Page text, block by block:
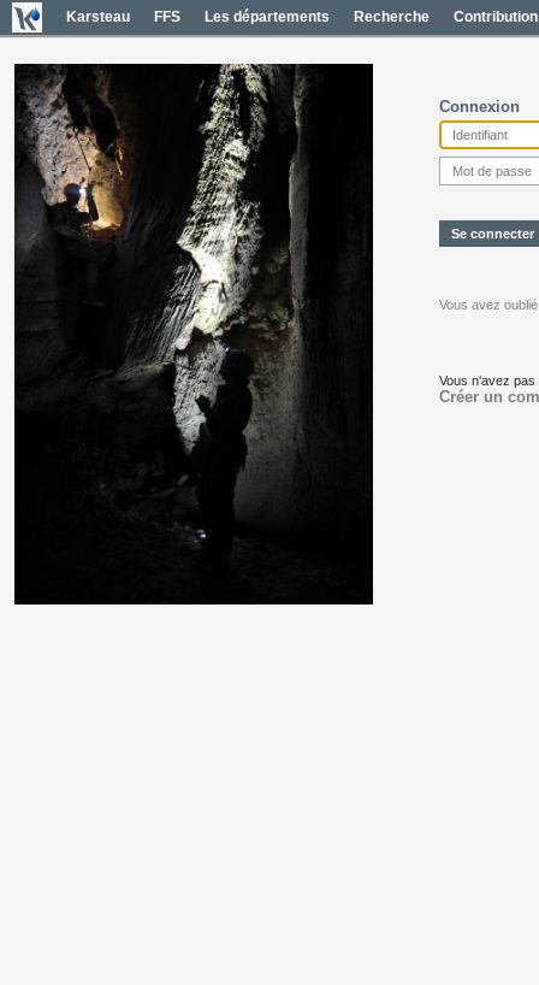
Karsteau FFS Les départements Recherche Contribution
Connexion
Vous avez
Vous n'avez
Créer un